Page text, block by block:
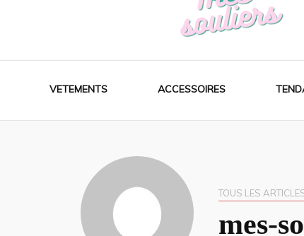
VETEMENTS ACCESSOIRES
TOUS LES
mes-